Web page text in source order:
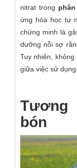
nitrat trong
ứng hóa học tự
chứng minh là
dưỡng nỗi sợ
Tuy nhiên,
giữa việc sử
bón